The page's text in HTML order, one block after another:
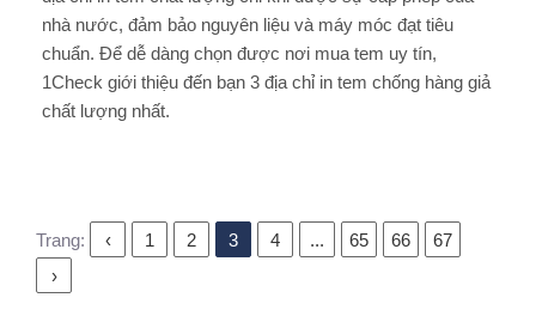
nhà nước, đảm bảo nguyên liệu và máy móc đạt tiêu
chuẩn. Để dễ dàng chọn được nơi mua tem uy tín,
1Check giới thiệu đến bạn 3 địa chỉ in tem chống hàng giả
chất lượng nhất.
Trang: ‹ 1 2 3 4 ... 65 66
67
›